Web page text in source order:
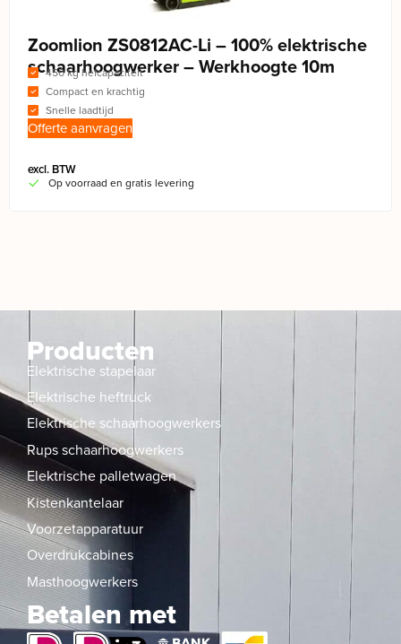
Zoomlion ZS0812AC-Li – 100% elektrische
schaarhoogwerker – Werkhoogte 10m
450 kg hefcapaciteit
Compact en krachtig
Snelle laadtijd
Offerte aanvragen
excl. BTW
Op voorraad en gratis levering
Producten
Elektrische stapelaar
Elektrische heftruck
Elektrische schaarhoogwerkers
Rups schaarhoogwerkers
Elektrische palletwagen
Kistenkantelaar
Voorzetapparatuur
Overdrukcabines
Masthoogwerkers
Betalen met